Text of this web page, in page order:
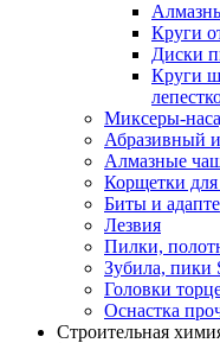
Круги
Диски
Круги
Миксеры-
Абразивный
Алмазные
Корщетки
Биты и
Лезвия
Пилки,
Зубила, пики
Головки
Оснастка
Строительная